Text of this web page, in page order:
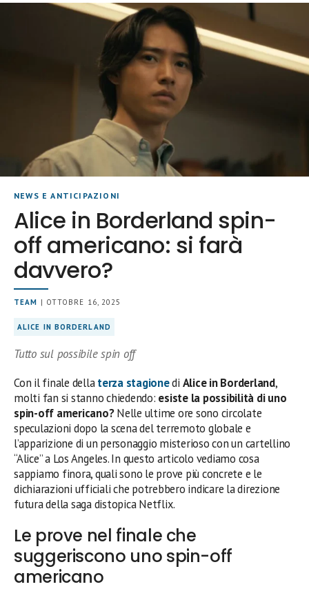
NEWS E ANTICIPAZIONI
Alice in Borderland spin-
off americano: si farà
davvero?
TEAM | OTTOBRE 16, 2025
ALICE IN BORDERLAND
Tutto sul possibile spin off
Con il finale dellaterza stagionedi Alice in Borderland,
molti fan si stanno chiedendo: esiste la possibilità di uno
spin-off americano?Nelle ultime ore sono circolate
speculazioni dopo la scena del terremoto globale e
l’apparizione di un personaggio misterioso con un cartellino
“Alice” a Los Angeles. In questo articolo vediamo cosa
sappiamo finora, quali sono le prove più concrete e le
dichiarazioni ufficiali che potrebbero indicare la direzione
futura della saga distopica Netflix.
Le prove nel finale che
suggeriscono uno spin-off
americano